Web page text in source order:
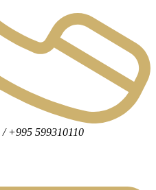
+995 599310110